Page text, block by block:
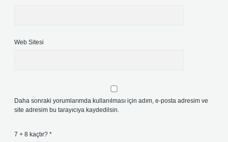
Web Sitesi
Daha sonraki yorumlarımda kullanılması için adım, e-posta adresim ve
site adresim bu tarayıcıya kaydedilsin.
7 + 8 kaçtır? *